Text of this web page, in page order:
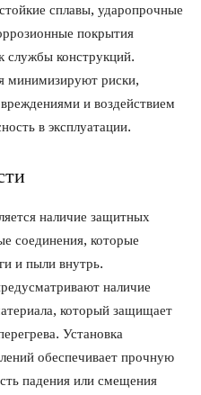
сплавы, ударопрочные
покрытия
службы конструкций.
риски,
и воздействием
в эксплуатации.
наличие защитных
соединения, которые
и пыли внутрь.
наличие
который защищает
Установка
обеспечивает прочную
падения или смещения